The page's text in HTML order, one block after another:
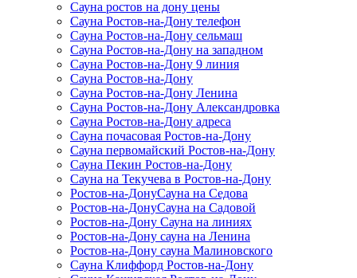
Сауна ростов на дону цены
Сауна Ростов-на-Дону телефон
Сауна Ростов-на-Дону сельмаш
Сауна Ростов-на-Дону на западном
Сауна Ростов-на-Дону 9 линия
Сауна Ростов-на-Дону
Сауна Ростов-на-Дону Ленина
Сауна Ростов-на-Дону Александровка
Сауна Ростов-на-Дону адреса
Сауна почасовая Ростов-на-Дону
Сауна первомайский Ростов-на-Дону
Сауна Пекин Ростов-на-Дону
Сауна на Текучева в Ростов-на-Дону
Ростов-на-ДонуСауна на Седова
Ростов-на-ДонуСауна на Садовой
Ростов-на-Дону Сауна на линиях
Ростов-на-Дону сауна на Ленина
Ростов-на-Дону сауна Малиновского
Сауна Клиффорд Ростов-на-Дону